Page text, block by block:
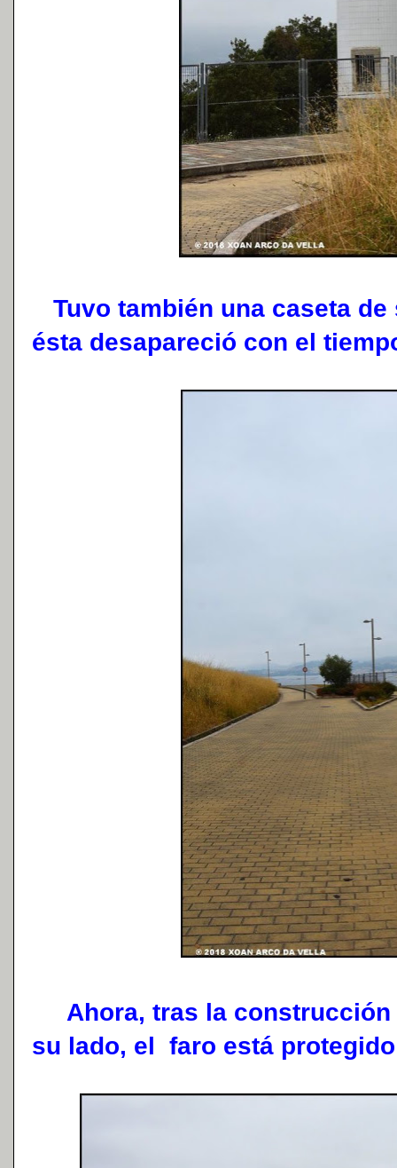
Tuvo también una caseta
ésta desapareció con el
Ahora, tras la construcción
su lado, el faro está